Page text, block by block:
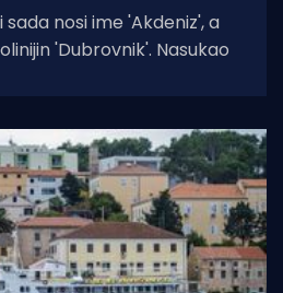
sada nosi ime 'Akdeniz', a
nekada je bio Jadrolinijin 'Dubrovnik'. Nasukao